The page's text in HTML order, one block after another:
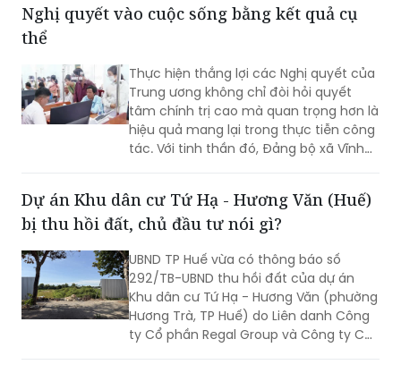
cần sớm tháo gỡ để bảo đảm tiến độ
Nghị quyết vào cuộc sống bằng kết quả cụ
thể
Thực hiện thắng lợi các Nghị quyết của
Trung ương không chỉ đòi hỏi quyết
tâm chính trị cao mà quan trọng hơn là
hiệu quả mang lại trong thực tiễn công
tác. Với tinh thần đó, Đảng bộ xã Vĩnh
đội ngũ cán bộ đủ phẩm chất, năng
lực, trách nhiệm, đưa các chủ trương
chuyển biến rõ nét trong phát triển kinh
tế - xã hội và nâng cao đời sống Nhân
dân.
Dự án Khu dân cư Tứ Hạ - Hương Văn (Huế)
bị thu hồi đất, chủ đầu tư nói gì?
UBND TP Huế vừa có thông báo số
292/TB-UBND thu hồi đất của dự án
Khu dân cư Tứ Hạ - Hương Văn (phường
Hương Trà, TP Huế) do Liên danh Công
ty Cổ phần Regal Group và Công ty Cổ